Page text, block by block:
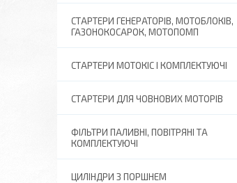
СТАРТЕРИ ГЕНЕРАТОРІВ, МОТОБЛОКІВ,
ГАЗОНОКОСАРОК, МОТОПОМП
СТАРТЕРИ МОТОКІС І КОМПЛЕКТУЮЧІ
СТАРТЕРИ ДЛЯ ЧОВНОВИХ МОТОРІВ
ФІЛЬТРИ ПАЛИВНІ, ПОВІТРЯНІ ТА
КОМПЛЕКТУЮЧІ
ЦИЛІНДРИ З ПОРШНЕМ